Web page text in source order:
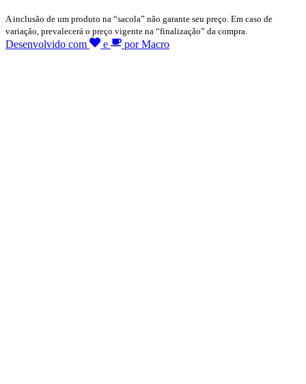
A inclusão de um produto na “sacola” não garante seu preço. Em caso de
variação, prevalecerá o preço vigente na “finalização” da compra.
Desenvolvido com e por Macro